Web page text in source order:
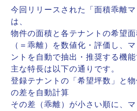
今回リリースされた「面積乖離マ
は、
物件の面積と各テナントの希望
（＝乖離）を数値化・評価し、
ントを自動で抽出・推奨する機能
主な特長は以下の通りです。
登録テナントの「希望坪数」と物
の差を自動計算
その差（乖離）が小さい順に、